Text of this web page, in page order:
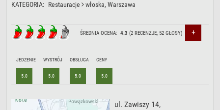
KATEGORIA: Restauracje włoska, Warszawa
ŚREDNIA OCENA:4.3 (2 RECENZJE, 52 GŁOSY) +
JEDZENIE
5.0
WYSTRÓJ
5.0
OBSŁUGA
5.0
CENY
5.0
ul. Zawiszy 14,